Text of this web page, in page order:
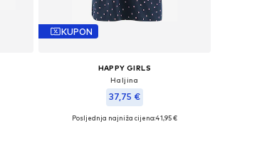
KUPON
HAPPY GIRLS
Haljina
37,75 €
Dostupno u više veličina
Posljednja najniža cijena:41,95 €